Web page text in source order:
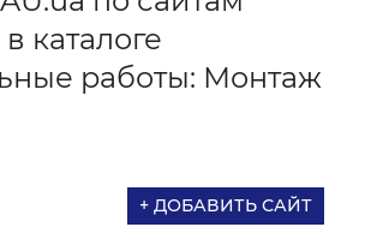
каталоге
работы: Монтаж
+ ДОБАВИТЬ САЙТ